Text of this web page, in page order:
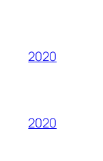
2020
2020